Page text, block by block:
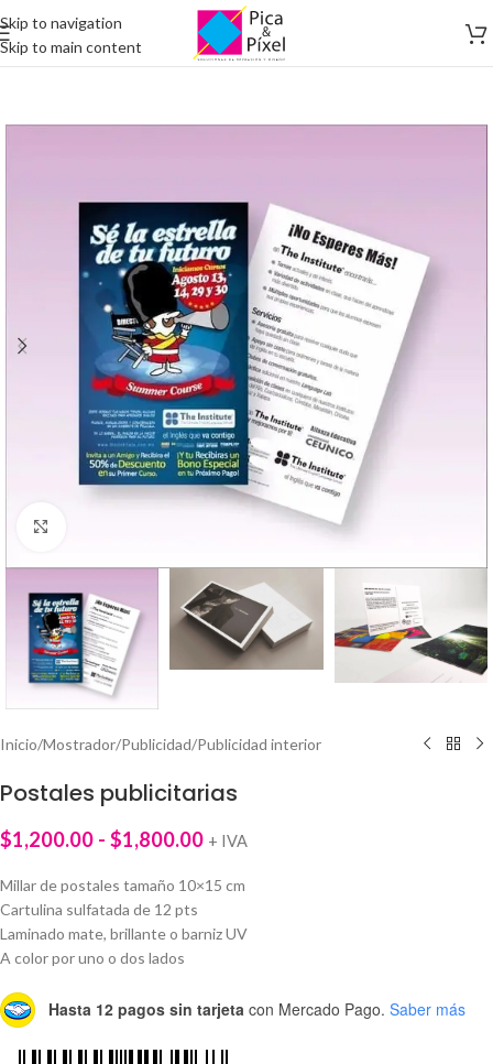
Skip to navigation
Skip to main content
Inicio/Mostrador/Publicidad/Publicidad interior
Postales publicitarias
$1,200.00 - $1,800.00 + IVA
Millar de postales tamaño 10×15 cm
Cartulina sulfatada de 12 pts
Laminado mate, brillante o barniz UV
A color por uno o dos lados
Hasta 12 pagos sin tarjeta con Mercado Pago. Saber más